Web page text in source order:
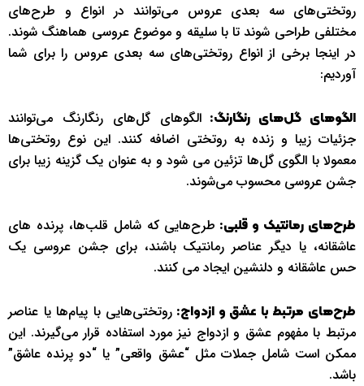
روتختی‌های سه بعدی عروس می‌توانند در انواع و طرح‌های
مختلفی طراحی شوند تا با سلیقه و موضوع عروسی هماهنگ شوند.
در اینجا برخی از انواع روتختی‌های سه بعدی عروس را برای شما
آوردیم:
الگوهای گل‌های رنگارنگ: الگوهای گل‌های رنگارنگ می‌توانند
جزئیات زیبا و زنده به روتختی اضافه کنند. این نوع روتختی‌ها
معمولا با الگوی گل‌ها تزئین می شود و به عنوان یک گزینه زیبا برای
جشن عروسی محسوب می‌شوند.
طرح‌های رمانتیک و قلبی: طرح‌هایی که شامل قلب‌ها، پرنده های
عاشقانه، یا دیگر عناصر رمانتیک باشند، برای جشن عروسی یک
حس عاشقانه و دلنشین ایجاد می کنند.
طرح‌های مرتبط با عشق و ازدواج: روتختی‌هایی با پیام‌ها یا عناصر
مرتبط با مفهوم عشق و ازدواج نیز مورد استفاده قرار می‌گیرند. این
ممکن است شامل جملات مثل “عشق واقعی” یا “دو پرنده عاشق”
باشد.